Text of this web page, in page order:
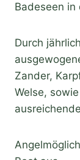
Badeseen in
Durch
Zander,
Welse,